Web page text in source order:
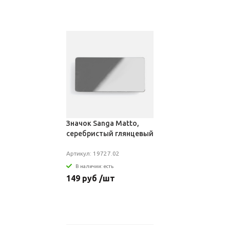
Значок Sanga Matto,
серебристый глянцевый
Артикул: 19727.02
В наличии: есть
149 руб /шт